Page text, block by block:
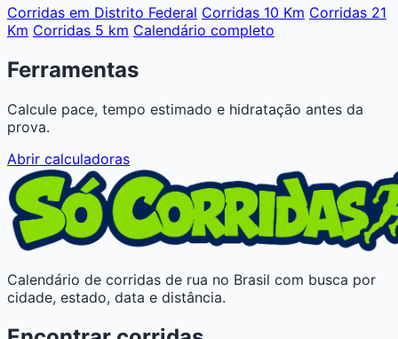
Corridas em Distrito Federal Corridas 10 Km Corridas 21
Km Corridas 5 km Calendário completo
Ferramentas
Calcule pace, tempo estimado e hidratação antes da
prova.
Abrir calculadoras
Calendário de corridas de rua no Brasil com busca por
cidade, estado, data e distância.